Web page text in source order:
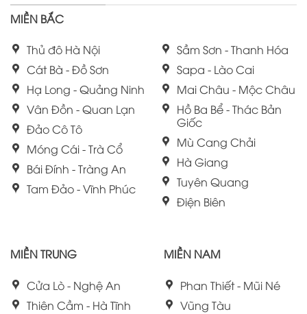
MIỀN BẮC
Thủ đô Hà Nội
Cát Bà - Đồ Sơn
Hạ Long - Quảng Ninh
Vân Đồn - Quan Lạn
Đảo Cô Tô
Móng Cái - Trà Cổ
Bái Đính - Tràng An
Tam Đảo - Vĩnh Phúc
Sầm Sơn - Thanh Hóa
Sapa - Lào Cai
Mai Châu - Mộc Châu
Hồ Ba Bể - Thác Bản
Giốc
Mù Cang Chải
Hà Giang
Tuyên Quang
Điện Biên
MIỀN TRUNG
Cửa Lò - Nghệ An
Thiên Cầm - Hà Tĩnh
MIỀN NAM
Phan Thiết - Mũi Né
Vũng Tàu